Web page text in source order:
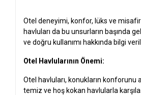
Otel deneyimi, konfor, lüks ve
havluları da bu unsurların başında
ve doğru kullanımı hakkında bilgi
Otel Havlularının Önemi:
Otel havluları, konukların konforunu
temiz ve hoş kokan havlularla